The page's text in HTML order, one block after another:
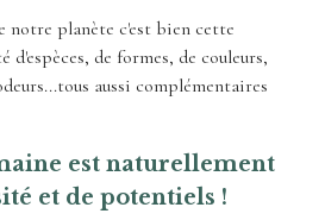
notre planète c'est bien cette
de formes, de couleurs,
aussi complémentaires
est naturellement
et de potentiels !